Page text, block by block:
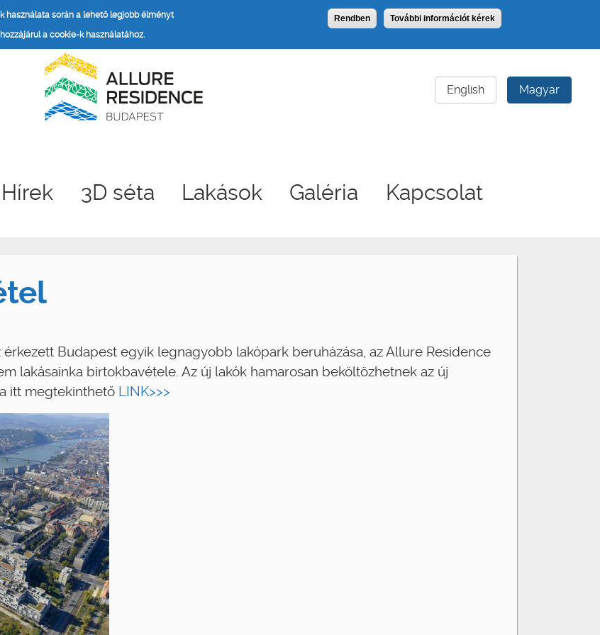
használata során a lehető legjobb élményt
a cookie-k használatához.
Rendben További információt kérek
Hírek 3D séta Lakások Galéria Kapcsolat
English Magyar
Budapest egyik legnagyobb lakópark beruházása, az Allure Residence
lakásainka birtokbavétele. Az új lakók hamarosan beköltözhetnek az új
itt megtekinthető LINK>>>